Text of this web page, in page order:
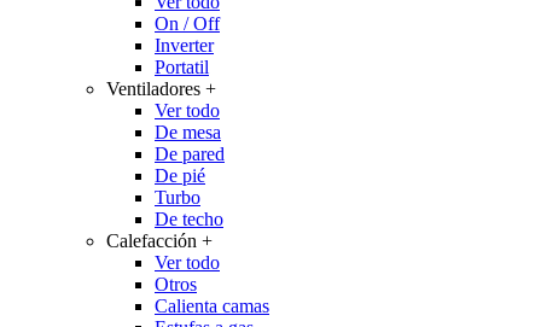
On / Off
Inverter
Portatil
Ventiladores +
Ver todo
De mesa
De pared
De pié
Turbo
De techo
Calefacción +
Ver todo
Otros
Calienta camas